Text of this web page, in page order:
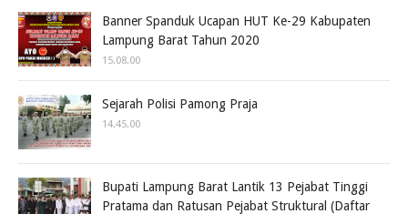
Banner Spanduk Ucapan HUT Ke-29 Kabupaten
Lampung Barat Tahun 2020
15.08.00
Sejarah Polisi Pamong Praja
14.45.00
Bupati Lampung Barat Lantik 13 Pejabat Tinggi
Pratama dan Ratusan Pejabat Struktural (Daftar